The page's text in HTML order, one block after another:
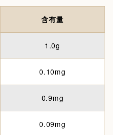
含有量
1.0g
0.10mg
0.9mg
0.09mg